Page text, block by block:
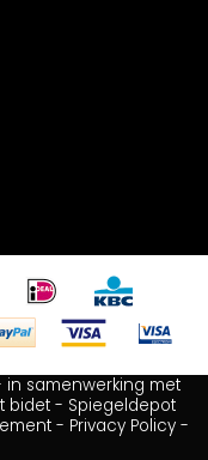
samenwerking met
bidet - Spiegeldepot
- Privacy Policy-